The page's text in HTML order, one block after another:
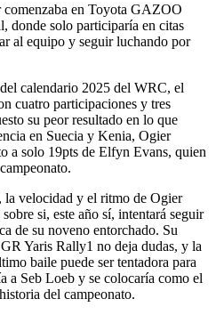
comenzaba en Toyota GAZOO
donde solo participaría en citas
al equipo y seguir luchando por
calendario 2025 del WRC, el
cuatro participaciones y tres
su peor resultado en lo que
en Suecia y Kenia, Ogier
a solo 19pts de Elfyn Evans, quien
la velocidad y el ritmo de Ogier
si, este año sí, intentará seguir
de su noveno entorchado. Su
Yaris Rally1 no deja dudas, y la
baile puede ser tentadora para
a Seb Loeb y se colocaría como el
del campeonato.